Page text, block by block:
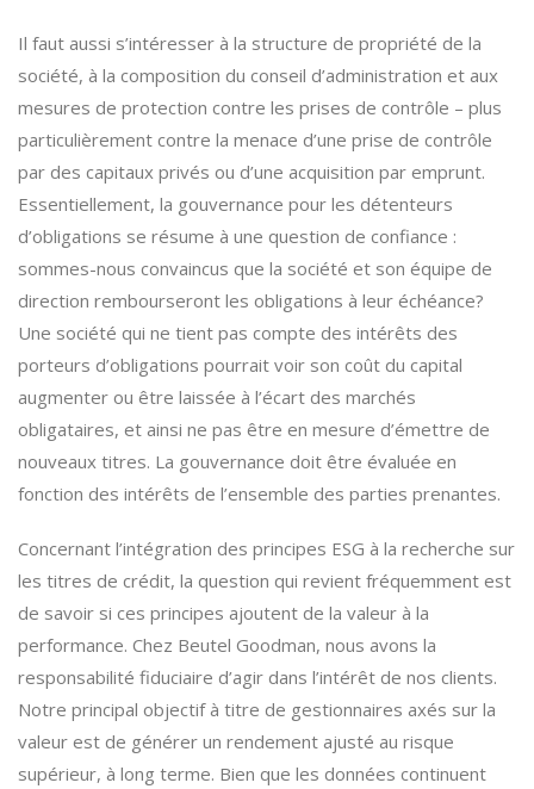
Il faut aussi s’intéresser à la structure de propriété de la
société, à la composition du conseil d’administration et aux
mesures de protection contre les prises de contrôle – plus
particulièrement contre la menace d’une prise de contrôle
par des capitaux privés ou d’une acquisition par emprunt.
Essentiellement, la gouvernance pour les détenteurs
d’obligations se résume à une question de confiance :
sommes-nous convaincus que la société et son équipe de
direction rembourseront les obligations à leur échéance?
Une société qui ne tient pas compte des intérêts des
porteurs d’obligations pourrait voir son coût du capital
augmenter ou être laissée à l’écart des marchés
obligataires, et ainsi ne pas être en mesure d’émettre de
nouveaux titres. La gouvernance doit être évaluée en
fonction des intérêts de l’ensemble des parties prenantes.
Concernant l’intégration des principes ESG à la recherche sur
les titres de crédit, la question qui revient fréquemment est
de savoir si ces principes ajoutent de la valeur à la
performance. Chez Beutel Goodman, nous avons la
responsabilité fiduciaire d’agir dans l’intérêt de nos clients.
Notre principal objectif à titre de gestionnaires axés sur la
valeur est de générer un rendement ajusté au risque
supérieur, à long terme. Bien que les données continuent